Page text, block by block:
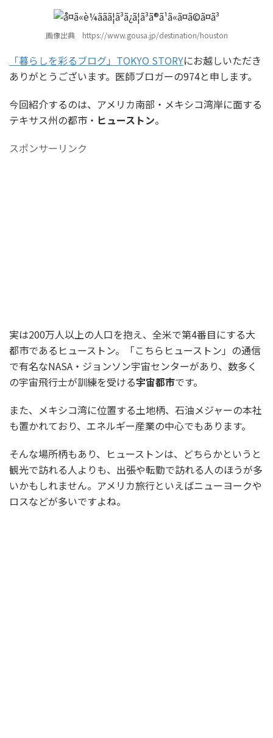
画像出典 https://www.gousa.jp/destination/houston
「暮らしを彩るブログ」TOKYO STORYにお越しいただき
ありがとうございます。医師ブロガーの974と申します。
今回紹介するのは、アメリカ南部・メキシコ湾岸に面する
テキサス州の都市・ ヒューストン。
スポンサーリンク
実は200万人以上の人口を抱え、全米で第4番目にする大
都市であるヒューストン。「こちらヒューストン」の通信
で有名なNASA・ジョンソン宇宙センターがあり、数多く
の宇宙飛行士が訓練を受ける宇宙都市です。
また、メキシコ湾に位置する土地柄、石油メジャーの本社
も置かれており、エネルギー産業の中心でもあります。
そんな場所柄もあり、ヒューストンは、どちらかというと
観光で訪れる人よりも、出張や転勤で訪れる人のほうが多
いかもしれません。アメリカ旅行といえばニューヨークや
ロスなどが多いですよね。